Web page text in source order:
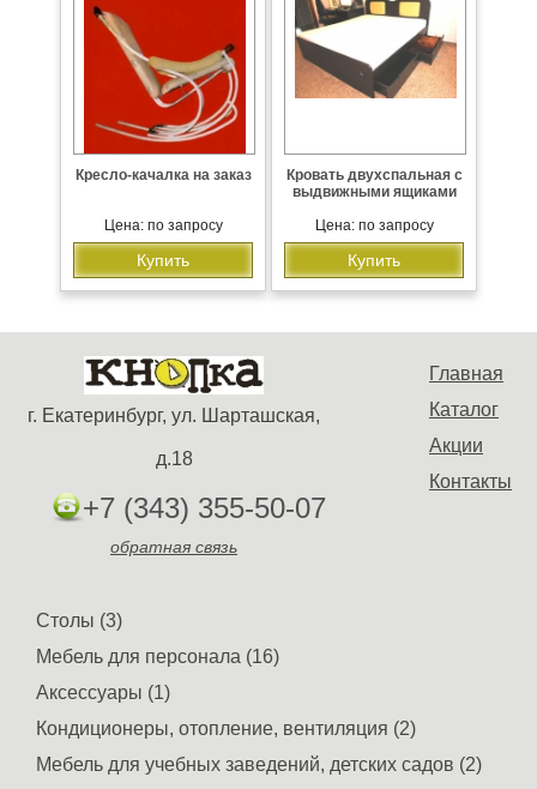
Кресло-качалка на заказ
Цена: по запросу
Купить
Кровать двухспальная с
выдвижными ящиками
Цена: по запросу
Купить
Главная
Каталог
Акции
Контакты
г. Екатеринбург, ул. Шарташская,
д.18
+7 (343) 355-50-07
обратная связь
Столы (3)
Мебель для персонала (16)
Аксессуары (1)
Кондиционеры, отопление, вентиляция (2)
Мебель для учебных заведений, детских садов (2)